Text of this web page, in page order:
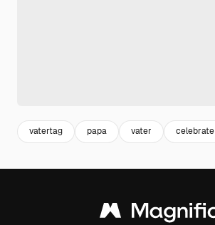
vatertag papa vater celebrate